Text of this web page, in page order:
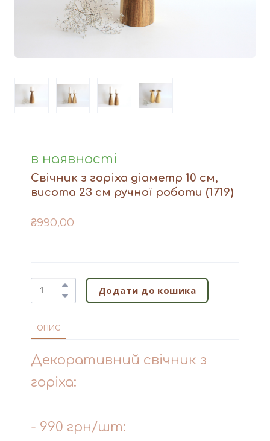
Доставка та оплата
Контакти
в наявності
Свічник з горіха діаметр 10 см,
висота 23 см ручної роботи (1719)
₴990,00
Додати до кошика
ОПИС
Декоративний свічник з
горіха:
- 990 грн/шт: